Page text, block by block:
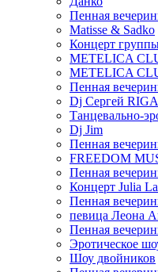
Пенная
Matisse & Sadko
Концерт
METELICA
METELICA
Пенная
Dj Сергей
Танцевально-
Dj Jim
Пенная
FREEDOM
Пенная
Концерт Julia
Пенная
певица Леона
Пенная
Эротическое
Шоу двойников